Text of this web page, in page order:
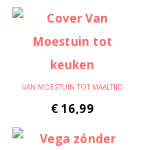
VAN MOESTUIN TOT MAALTIJD
€ 16,99